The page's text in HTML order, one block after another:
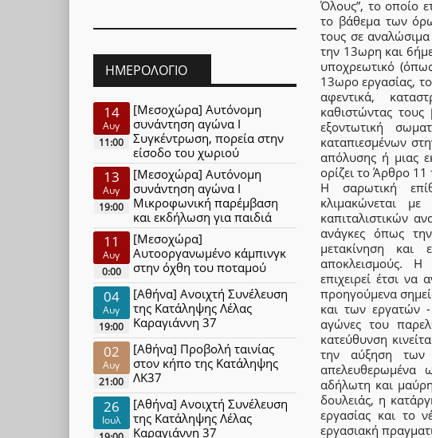
Όλους”, το οποίο
το βάθεμα των
τους σε
την 13ωρη και
υποχρεωτικό
13ωρο εργασίας,
αφεντικά,
καθιστώντας τους
εξοντωτική
καταπιεσμένων
απόλυσης ή μιας
ορίζει το Άρθρο
Η σαρωτική
κλιμακώνεται
καπιταλιστικών
ανάγκες όπως
μετακίνηση και
αποκλεισμούς. Η
επιχειρεί έτσι
προηγούμενα
και των εργατών
αγώνες του
κατεύθυνση
την αύξηση
απελευθερωμένα
αδήλωτη και
δουλειάς, η
εργασίας και το
εργασιακή
ΗΜΕΡΟΛΌΓΙΟ
14
Αυγ
11:00
[Μεσοχώρα] Αυτόνομη
συνάντηση αγώνα Ι
Συγκέντρωση, πορεία στην
είσοδο του χωριού
13
Αυγ
19:00
[Μεσοχώρα] Αυτόνομη
συνάντηση αγώνα Ι
Μικροφωνική παρέμβαση
και εκδήλωση για παιδιά
11
Αυγ
0:00
[Μεσοχώρα]
Αυτοοργανωμένο κάμπινγκ
στην όχθη του ποταμού
04
Αυγ
19:00
[Αθήνα] Ανοιχτή Συνέλευση
της Κατάληψης Λέλας
Καραγιάννη 37
02
Αυγ
21:00
[Αθήνα] Προβολή ταινίας
στον κήπο της Κατάληψης
ΛΚ37
26
Ιουλ
[Αθήνα] Ανοιχτή Συνέλευση
της Κατάληψης Λέλας
Καραγιάννη 37